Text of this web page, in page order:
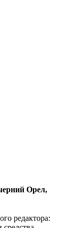
Орел,
редактора: